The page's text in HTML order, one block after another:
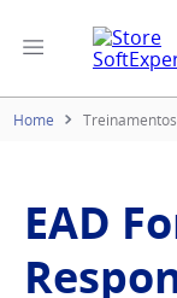
Treinamentos
EAD